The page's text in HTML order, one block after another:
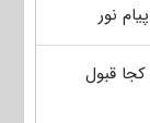
نور
قبول